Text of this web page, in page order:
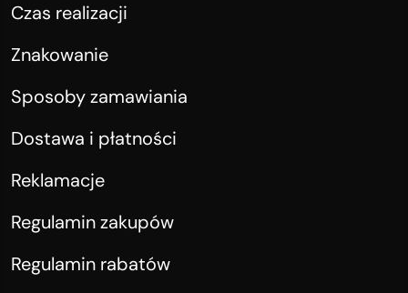
Czas realizacji
Znakowanie
Sposoby zamawiania
Dostawa i płatności
Reklamacje
Regulamin zakupów
Regulamin rabatów